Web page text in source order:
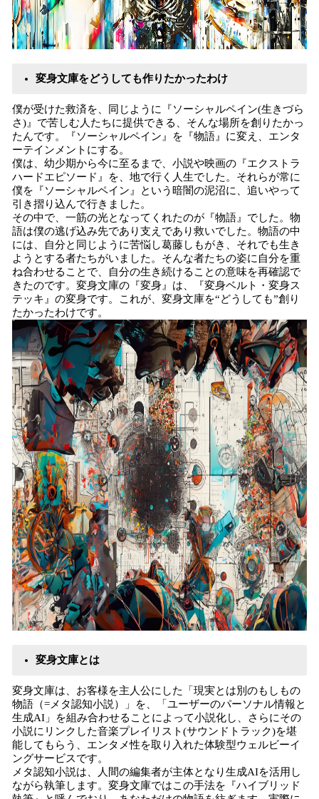
変身文庫をどうしても作りたかったわけ
僕が受けた救済を、同じように『ソーシャルペイン(生きづら
さ)』で苦しむ人たちに提供できる、そんな場所を創りたかっ
たんです。『ソーシャルペイン』を『物語』に変え、エンタ
ーテインメントにする。
僕は、幼少期から今に至るまで、小説や映画の『エクストラ
ハードエピソード』を、地で行く人生でした。それらが常に
僕を『ソーシャルペイン』という暗闇の泥沼に、追いやって
引き摺り込んで行きました。
その中で、一筋の光となってくれたのが『物語』でした。物
語は僕の逃げ込み先であり支えであり救いでした。物語の中
には、自分と同じように苦悩し葛藤しもがき、それでも生き
ようとする者たちがいました。そんな者たちの姿に自分を重
ね合わせることで、自分の生き続けることの意味を再確認で
きたのです。変身文庫の『変身』は、『変身ベルト・変身ス
テッキ』の変身です。これが、変身文庫を“どうしても”創り
たかったわけです。
変身文庫とは
変身文庫は、お客様を主人公にした「現実とは別のもしもの
物語（=メタ認知小説）」を、「ユーザーのパーソナル情報と
生成AI」を組み合わせることによって小説化し、さらにその
小説にリンクした音楽プレイリスト(サウンドトラック)を堪
能してもらう、エンタメ性を取り入れた体験型ウェルビーイ
ングサービスです。
メタ認知小説は、人間の編集者が主体となり生成AIを活用し
ながら執筆します。変身文庫ではこの手法を『ハイブリッド